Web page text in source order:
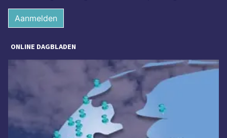
Aanmelden
ONLINE DAGBLADEN